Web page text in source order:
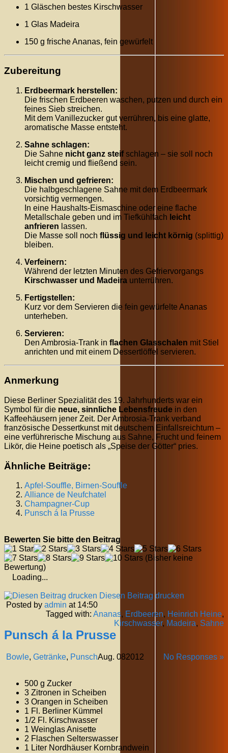
1 Gläschen bestes Kirschwasser
1 Glas Madeira
150 g frische Ananas, fein gewürfelt
Zubereitung
Erdbeermark herstellen:
Die frischen Erdbeeren waschen, putzen und durch ein
feines Sieb streichen.
Mit dem Vanillezucker gut verrühren, bis eine glatte,
aromatische Masse entsteht.
Sahne schlagen:
Die Sahne nicht ganz steifschlagen – sie soll noch
leicht cremig und fließend sein.
Mischen und gefrieren:
Die halbgeschlagene Sahne mit dem Erdbeermark
vorsichtig vermengen.
In eine Haushalts-Eismaschine oder eine flache
Metallschale geben und im Tiefkühlfach leicht
anfrieren lassen.
Die Masse soll noch flüssig und leicht körnig (splittig)
bleiben.
Verfeinern:
Während der letzten Minuten des Gefriervorgangs
Kirschwasser und Madeira unterrühren.
Fertigstellen:
Kurz vor dem Servieren die fein gewürfelte Ananas
unterheben.
Servieren:
Den Ambrosia-Trank in flachen Glasschalen mit Stiel
anrichten und mit einem Dessertlöffel servieren.
Anmerkung
Diese Berliner Spezialität des 19. Jahrhunderts war ein
Symbol für die neue, sinnliche Lebensfreude in den
Kaffeehäusern jener Zeit. Der Ambrosia-Trank verband
französische Dessertkunst mit deutschem Einfallsreichtum –
eine verführerische Mischung aus Sahne, Frucht und feinem
Likör, die Heine poetisch als „Speise der Götter“ pries.
Ähnliche Beiträge:
Apfel-Souffle, Birnen-Souffle
Alliance de Neufchatel
Champagner-Cup
Punsch á la Prusse
Bewerten Sie bitte den Beitrag
(Bisher keine
Bewertung)
Loading...
Diesen Beitrag drucken
Posted by admin at 14:50
Tagged with: Ananas, Erdbeeren, Heinrich Heine,
Kirschwasser, Madeira, Sahne
Punsch á la Prusse
Bowle, Getränke, Punsch No Responses »
Aug. 082012
500 g Zucker
3 Zitronen in Scheiben
3 Orangen in Scheiben
1 Fl. Berliner Kümmel
1/2 Fl. Kirschwasser
1 Weinglas Anisette
2 Flaschen Selterswasser
1 Liter Nordhäuser Kornbrandwein